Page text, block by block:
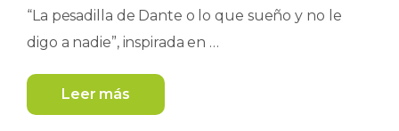
“La pesadilla de Dante o lo que sueño y no le
digo a nadie”, inspirada en …
Leer más